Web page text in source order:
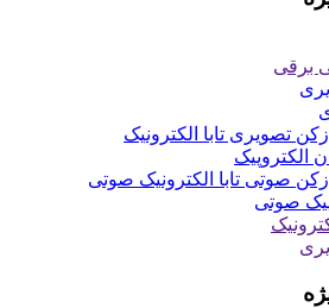
تصویری تابا الکترونیک
الکتروپیک
صوتی تابا الکترونیک صوتی
صوتی